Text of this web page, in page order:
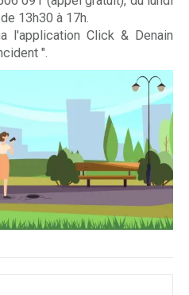
13h30 à 17h.
l'application Click & Denain
".